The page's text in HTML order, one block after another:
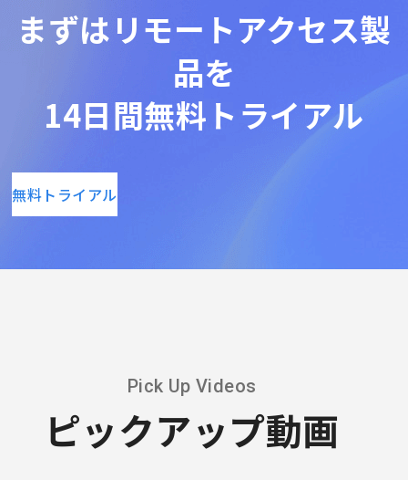
まずはリモートアクセス製
品を
14日間無料トライアル
無料トライアル
Pick Up Videos
ピックアップ動画